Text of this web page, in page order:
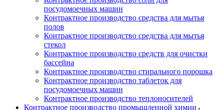
посудомоечных машин
Контрактное производство средства для мытья
полов
Контрактное производство средства для мытья
стекол
Контрактное производство средств для очистки
бассейна
Контрактное производство стирального порошка
Контрактное производство таблеток для
посудомоечных машин
Контрактное производство теплоносителей
Контрактное производство промышленной химии